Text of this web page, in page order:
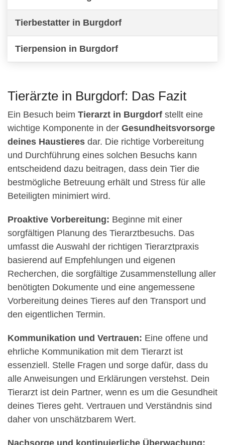
Tierbestatter in Burgdorf
Tierpension in Burgdorf
Tierärzte in Burgdorf: Das Fazit
Ein Besuch beim Tierarzt in Burgdorf stellt eine
wichtige Komponente in der Gesundheitsvorsorge
deines Haustieres dar. Die richtige Vorbereitung
und Durchführung eines solchen Besuchs kann
entscheidend dazu beitragen, dass dein Tier die
bestmögliche Betreuung erhält und Stress für alle
Beteiligten minimiert wird.
Proaktive Vorbereitung: Beginne mit einer
sorgfältigen Planung des Tierarztbesuchs. Das
umfasst die Auswahl der richtigen Tierarztpraxis
basierend auf Empfehlungen und eigenen
Recherchen, die sorgfältige Zusammenstellung aller
benötigten Dokumente und eine angemessene
Vorbereitung deines Tieres auf den Transport und
den eigentlichen Termin.
Kommunikation und Vertrauen: Eine offene und
ehrliche Kommunikation mit dem Tierarzt ist
essenziell. Stelle Fragen und sorge dafür, dass du
alle Anweisungen und Erklärungen verstehst. Dein
Tierarzt ist dein Partner, wenn es um die Gesundheit
deines Tieres geht. Vertrauen und Verständnis sind
daher von unschätzbarem Wert.
Nachsorge und kontinuierliche Überwachung: